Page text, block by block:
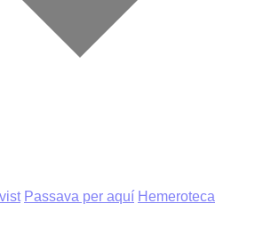
Passava per aquí Hemeroteca